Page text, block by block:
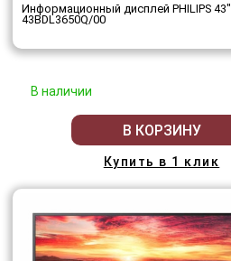
Информационный дисплей PHILIPS 43"
43BDL3650Q/00
В наличии
В КОРЗИНУ
Купить в 1 клик